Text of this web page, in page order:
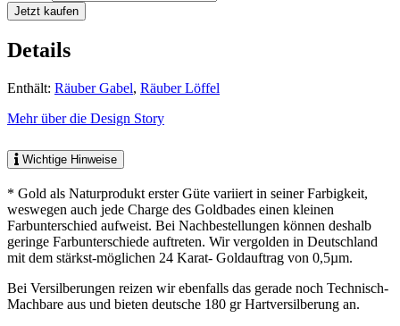
Jetzt kaufen
Details
Enthält: Räuber Gabel, Räuber Löffel
Mehr über die Design Story
Wichtige Hinweise
* Gold als Naturprodukt erster Güte variiert in seiner Farbigkeit,
weswegen auch jede Charge des Goldbades einen kleinen
Farbunterschied aufweist. Bei Nachbestellungen können deshalb
geringe Farbunterschiede auftreten. Wir vergolden in Deutschland
mit dem stärkst-möglichen 24 Karat- Goldauftrag von 0,5µm.
Bei Versilberungen reizen wir ebenfalls das gerade noch Technisch-
Machbare aus und bieten deutsche 180 gr Hartversilberung an.